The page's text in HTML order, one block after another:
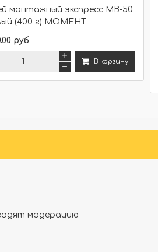
монтажный экспресс МВ-50
(400 г) МОМЕНТ
руб
В корзину
модерацию